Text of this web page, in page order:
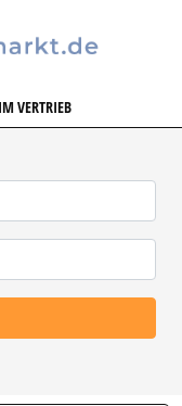
VERTRIEB